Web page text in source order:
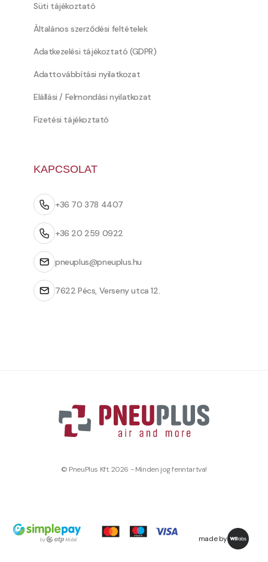
Süti tájékoztató
Általános szerződési feltételek
Adatkezelési tájékoztató (GDPR)
Adattovábbítási nyilatkozat
Elállási / Felmondási nyilatkozat
Fizetési tájékoztató
KAPCSOLAT
+36 70 378 4407
+36 20 259 0922
pneuplus@pneuplus.hu
7622 Pécs, Verseny utca 12.
© PneuPlus Kft. 2026 - Minden jog fenntartva!
made by